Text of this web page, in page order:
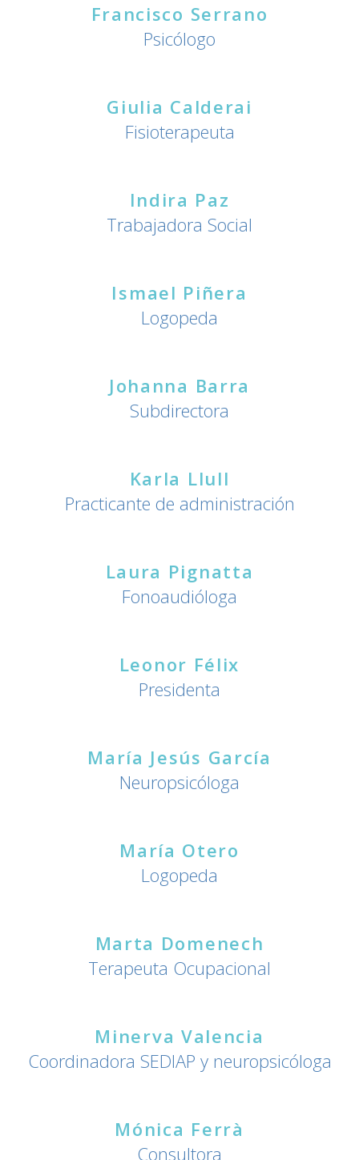
Francisco Serrano
Psicólogo
Giulia Calderai
Fisioterapeuta
Indira Paz
Trabajadora Social
Ismael Piñera
Logopeda
Johanna Barra
Subdirectora
Karla Llull
Practicante de administración
Laura Pignatta
Fonoaudióloga
Leonor Félix
Presidenta
María Jesús García
Neuropsicóloga
María Otero
Logopeda
Marta Domenech
Terapeuta Ocupacional
Minerva Valencia
Coordinadora SEDIAP y neuropsicóloga
Mónica Ferrà
Consultora